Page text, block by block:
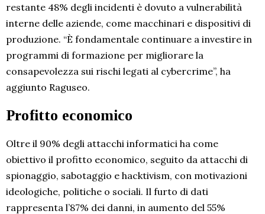
restante 48% degli incidenti è dovuto a vulnerabilità
interne delle aziende, come macchinari e dispositivi di
produzione. “È fondamentale continuare a investire in
programmi di formazione per migliorare la
consapevolezza sui rischi legati al cybercrime”, ha
aggiunto Raguseo.
Profitto economico
Oltre il 90% degli attacchi informatici ha come
obiettivo il profitto economico, seguito da attacchi di
spionaggio, sabotaggio e hacktivism, con motivazioni
ideologiche, politiche o sociali. Il furto di dati
rappresenta l’87% dei danni, in aumento del 55%